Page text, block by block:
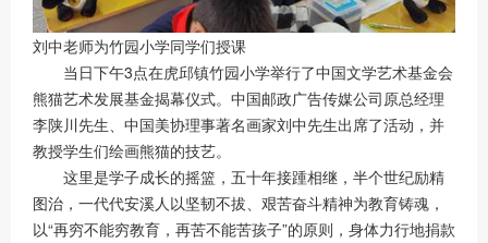
刘中老师为竹园小学同学们授课
当日下午3点在虎邱镇竹园小学举行了中国文学艺术基金会
熊猫艺术发展基金揭幕仪式。中国邮政广告传媒公司原总经理
李陕川先生、中国美协理事著名画家刘中先生出席了活动，并
教授学生们绘画熊猫的技艺。
这里是学子成长的摇篮，五十年接踵相继，半个世纪励精
图治，一代代安溪人以坚韧不拔、艰苦奋斗精神为教育铸魂，
以“再穷不能穷教育，再苦不能苦孩子”的原则，身体力行地捐款